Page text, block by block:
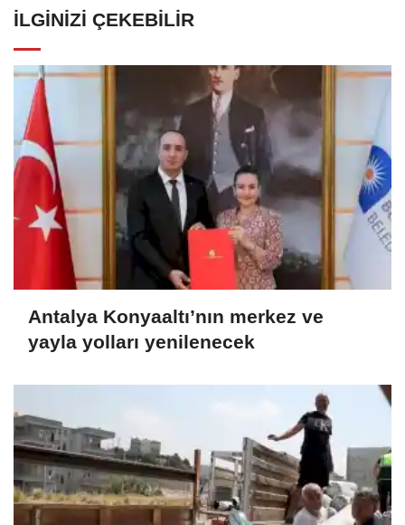
İLGINIZI ÇEKEBILIR
Antalya Konyaaltı’nın merkez ve
yayla yolları yenilenecek